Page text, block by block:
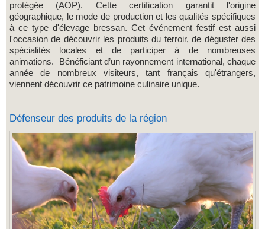
protégée (AOP). Cette certification garantit l'origine
géographique, le mode de production et les qualités spécifiques
à ce type d'élevage bressan. Cet événement festif est aussi
l'occasion de découvrir les produits du terroir, de déguster des
spécialités locales et de participer à de nombreuses
animations. Bénéficiant d’un rayonnement international, chaque
année de nombreux visiteurs, tant français qu'étrangers,
viennent découvrir ce patrimoine culinaire unique.
Défenseur des produits de la région